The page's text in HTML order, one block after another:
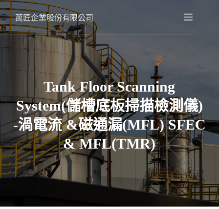
跳
至
主
萬匠企業股份有限公司
Tank Floor Scanning
System(儲槽底板掃描檢測儀)
-渦電流 &磁通漏(MFL) SFEC
& MFL(TMR)